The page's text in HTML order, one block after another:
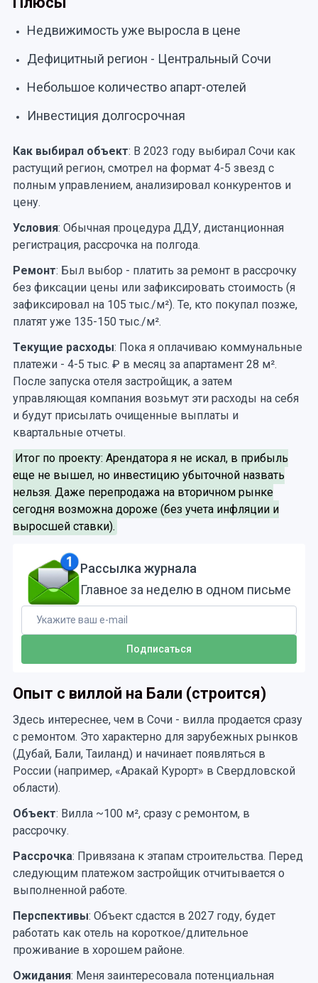
Недвижимость уже выросла в цене
Дефицитный регион - Центральный Сочи
Небольшое количество апарт-отелей
Инвестиция долгосрочная
Как выбирал объект: В 2023 году выбирал Сочи как
растущий регион, смотрел на формат 4-5 звезд с
полным управлением, анализировал конкурентов и
цену.
Условия: Обычная процедура ДДУ, дистанционная
регистрация, рассрочка на полгода.
Ремонт: Был выбор - платить за ремонт в рассрочку
без фиксации цены или зафиксировать стоимость (я
зафиксировал на 105 тыс./м²). Те, кто покупал позже,
платят уже 135-150 тыс./м².
Текущие расходы: Пока я оплачиваю коммунальные
платежи - 4-5 тыс. ₽ в месяц за апартамент 28 м².
После запуска отеля застройщик, а затем
управляющая компания возьмут эти расходы на себя
и будут присылать очищенные выплаты и
квартальные отчеты.
Итог по проекту: Арендатора я не искал, в прибыль
еще не вышел, но инвестицию убыточной назвать
нельзя. Даже перепродажа на вторичном рынке
сегодня возможна дороже (без учета инфляции и
выросшей ставки).
Рассылка журнала
Главное за неделю в одном письме
Опыт с виллой на Бали (строится)
Здесь интереснее, чем в Сочи - вилла продается сразу
с ремонтом. Это характерно для зарубежных рынков
(Дубай, Бали, Таиланд) и начинает появляться в
России (например, «Аракай Курорт» в Свердловской
области).
Объект: Вилла ~100 м², сразу с ремонтом, в
рассрочку.
Рассрочка: Привязана к этапам строительства. Перед
следующим платежом застройщик отчитывается о
выполненной работе.
Перспективы: Объект сдастся в 2027 году, будет
работать как отель на короткое/длительное
проживание в хорошем районе.
Ожидания: Меня заинтересовала потенциальная